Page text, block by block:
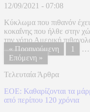
12/09/2021 - 07:08
Κύκλωμα που πιθανόν
κοκαΐνης που ήλθε στην
την νότιο Αμερική
« Προηγούμενη
1 …
Επόμενη »
Τελευταία Άρθρα
ΕΟΕ: Καθαρίζονται τα
από περίπου 120 χρόνια